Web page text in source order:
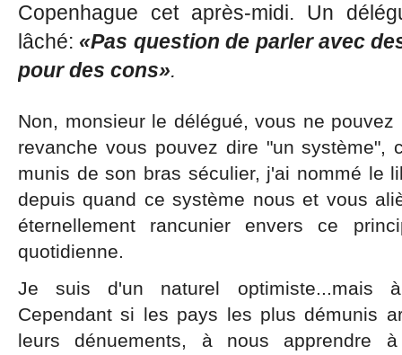
Copenhague cet après-midi. Un
lâché: «Pas question de parler avec
pour des cons».
Non, monsieur le délégué, vous ne
revanche vous pouvez dire "un système",
munis de son bras séculier, j'ai nommé le
depuis quand ce système nous et vous
éternellement rancunier envers ce
quotidienne.
Je suis d'un naturel optimiste...mais
Cependant si les pays les plus démunis
leurs dénuements, à nous apprendre